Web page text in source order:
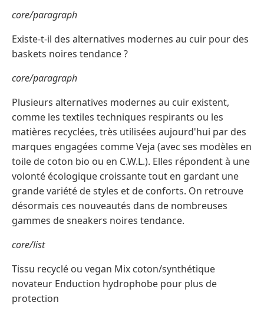
core/paragraph
Existe-t-il des alternatives modernes au cuir pour des
baskets noires tendance ?
core/paragraph
Plusieurs alternatives modernes au cuir existent,
comme les textiles techniques respirants ou les
matières recyclées, très utilisées aujourd'hui par des
marques engagées comme Veja (avec ses modèles en
toile de coton bio ou en C.W.L.). Elles répondent à une
volonté écologique croissante tout en gardant une
grande variété de styles et de conforts. On retrouve
désormais ces nouveautés dans de nombreuses
gammes de sneakers noires tendance.
core/list
Tissu recyclé ou vegan Mix coton/synthétique
novateur Enduction hydrophobe pour plus de
protection